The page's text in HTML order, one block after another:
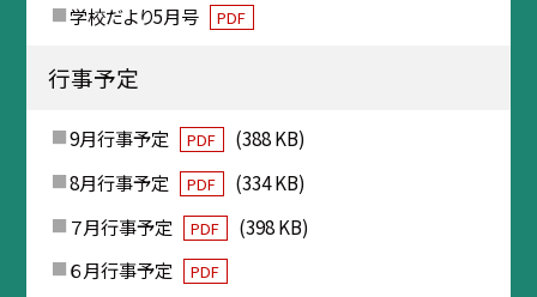
学校だより5月号
PDF
行事予定
9月行事予定 PDF
(388 KB)
8月行事予定
PDF
(334 KB)
７月行事予定
PDF
(398 KB)
６月行事予定
PDF